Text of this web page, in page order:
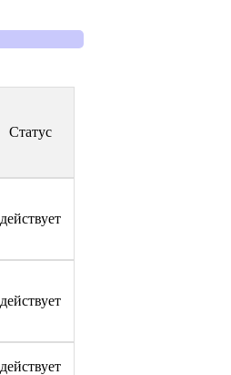
Статус
действует
действует
действует